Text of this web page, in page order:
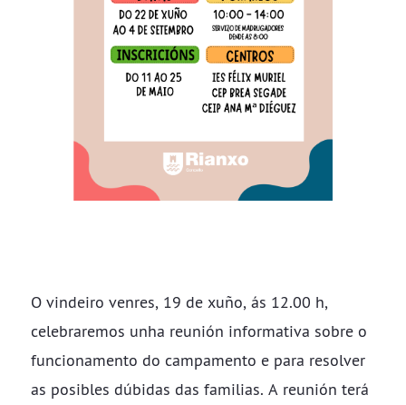
O vindeiro venres, 19 de xuño, ás 12.00 h,
celebraremos unha reunión informativa sobre o
funcionamento do campamento e para resolver
as posibles dúbidas das familias. A reunión terá